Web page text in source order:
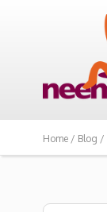
Home / Blog /